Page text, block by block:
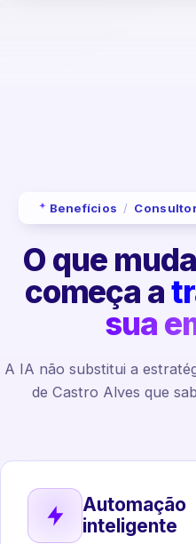
Benefícios /
O que
começa a
sua
A IA não substitui a
de Castro Alves que
Automação
inteligente